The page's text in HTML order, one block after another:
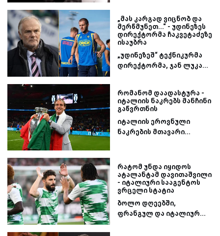
„მას კარგად ვიცნობ და
მერწმუნეთ...“ - უდინეზეს
დირექტორმა ჩაკვეტაძეზე
ისაუბრა
„უდინეზეშ“ ტექნიკურმა
დირექტორმა, ჯან ლუკა...
რომანომ დაადასტურა -
იტალიის ნაკრებს მანჩინი
გაწვრთნის
იტალიის ეროვნული
ნაკრების მთავარი...
რატომ უნდა იყიდოს
ატალანტამ დავითაშვილი
- იტალიური სააგენტოს
ვრცელი სტატია
ბოლო დღეებში,
ფრანგულ და იტალიურ...